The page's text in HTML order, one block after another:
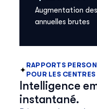
RAPPORTS
POUR LES
Intelligence
instantané.
Augmentation
annuelles brutes